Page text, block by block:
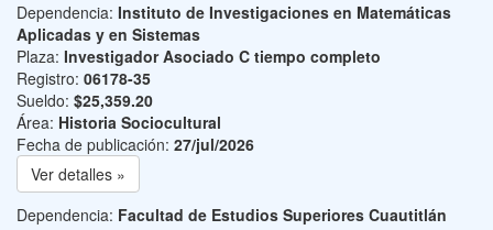
Dependencia: Instituto de Investigaciones en Matemáticas
Aplicadas y en Sistemas
Plaza: Investigador Asociado C tiempo completo
Registro: 06178-35
Sueldo: $25,359.20
Área: Historia Sociocultural
Fecha de publicación: 27/jul/2026
Ver detalles »
Dependencia: Facultad de Estudios Superiores Cuautitlán